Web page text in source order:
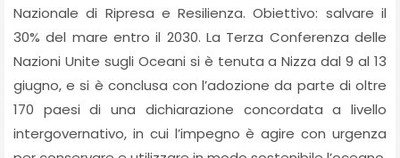
Nazionale di Ripresa e Resilienza. Obiettivo: salvare il
30% del mare entro il 2030. La Terza Conferenza delle
Nazioni Unite sugli Oceani si è tenuta a Nizza dal 9 al 13
giugno, e si è conclusa con l’adozione da parte di oltre
170 paesi di una dichiarazione concordata a livello
intergovernativo, in cui l’impegno è agire con urgenza